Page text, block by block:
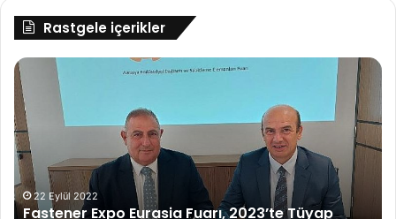
Rastgele içerikler
Fastener
Expo
Eurasia
Fuarı,
2023’te
Tüyap
çatısı
altında
sektörü
22 Eylül 2022
Fastener Expo Eurasia Fuarı, 2023’te Tüyap